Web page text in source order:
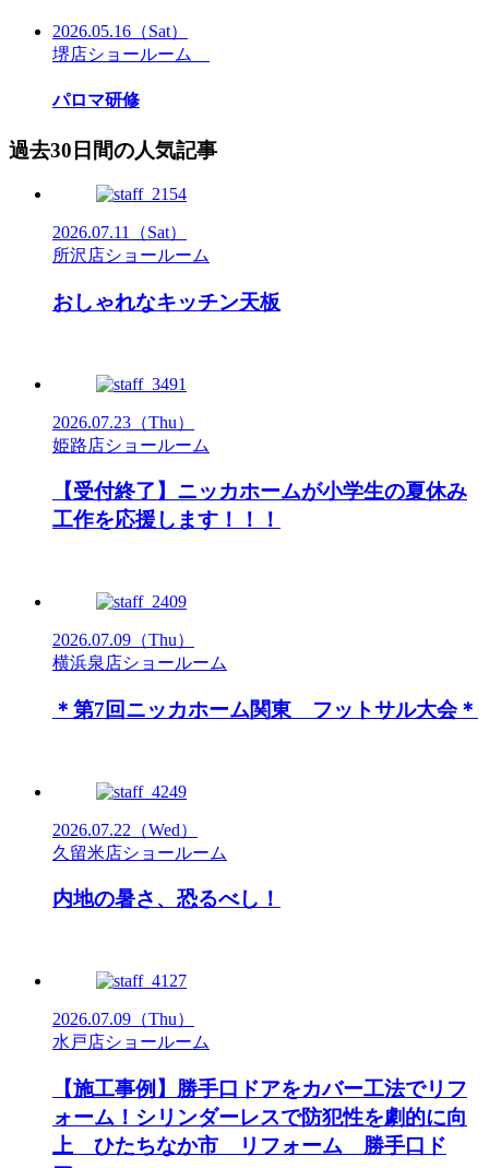
2026.05.16 （Sat）
堺店ショールーム
パロマ研修
過去30日間の人気記事
2026.07.11
（Sat）
所沢店ショールーム
おしゃれなキッチン天板
2026.07.23 （Thu）
姫路店ショールーム
【受付終了】ニッカホームが小学生の夏休み
工作を応援します！！！
2026.07.09 （Thu）
横浜泉店ショールーム
＊第7回ニッカホーム関東 フットサル大会＊
2026.07.22 （Wed）
久留米店ショールーム
内地の暑さ、恐るべし！
2026.07.09 （Thu）
水戸店ショールーム
【施工事例】勝手口ドアをカバー工法でリフ
ォーム！シリンダーレスで防犯性を劇的に向
上 ひたちなか市 リフォーム 勝手口ド